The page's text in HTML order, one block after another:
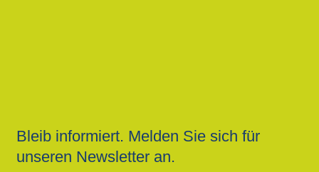
Bleib informiert. Melden Sie sich für
unseren Newsletter an.